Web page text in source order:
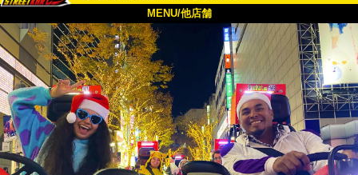
MENU/他店舗
概要 車両 価格
アクセス FAQ
会社 予約
他店舗
東京 品川 東京 秋葉原 #1